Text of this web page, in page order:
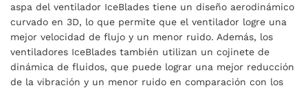
aspa del ventilador IceBlades tiene un diseño aerodinámico
curvado en 3D, lo que permite que el ventilador logre una
mejor velocidad de flujo y un menor ruido. Además, los
ventiladores IceBlades también utilizan un cojinete de
dinámica de fluidos, que puede lograr una mejor reducción
de la vibración y un menor ruido en comparación con los